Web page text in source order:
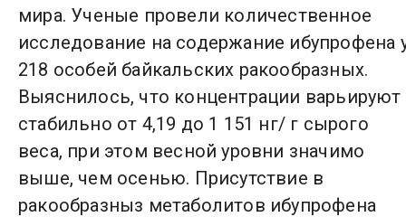
мира. Ученые провели количественное
исследование на содержание ибупрофена
218 особей байкальских ракообразных.
Выяснилось, что концентрации варьируют
стабильно от 4,19 до 1 151 нг/ г сырого
веса, при этом весной уровни значимо
выше, чем осенью. Присутствие в
ракообразныз метаболитов ибупрофена